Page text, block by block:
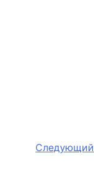
Следующий